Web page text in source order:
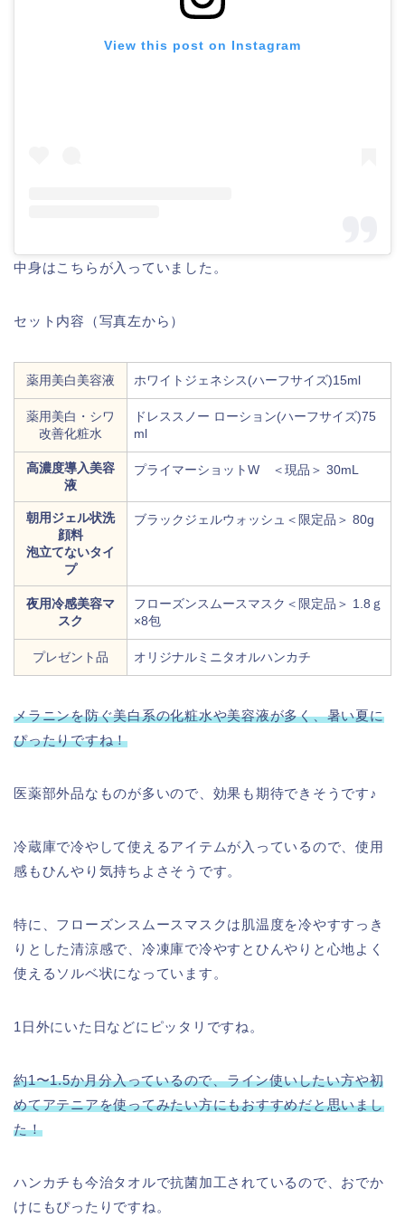
View this post on Instagram
中身はこちらが入っていました。
セット内容（写真左から）
薬用美白美容液 ホワイトジェネシス(ハーフサイズ)15ml
薬用美白・シワ
改善化粧水
ドレススノー ローション(ハーフサイズ)75
ml
高濃度導入美容
液
プライマーショットW ＜現品＞ 30mL
朝用ジェル状洗
顔料
泡立てないタイ
プ
ブラックジェルウォッシュ＜限定品＞ 80g
夜用冷感美容マ
スク
フローズンスムースマスク＜限定品＞ 1.8ｇ
×8包
プレゼント品 オリジナルミニタオルハンカチ
メラニンを防ぐ美白系の化粧水や美容液が多く、暑い夏に
ぴったりですね！
医薬部外品なものが多いので、効果も期待できそうです♪
冷蔵庫で冷やして使えるアイテムが入っているので、使用
感もひんやり気持ちよさそうです。
特に、フローズンスムースマスクは肌温度を冷やすすっき
りとした清涼感で、 冷凍庫で冷やすとひんやりと心地よく
使えるソルベ状になっています。
1日外にいた日などにピッタリですね。
約1〜1.5か月分入っているので、ライン使いしたい方や初
めてアテニアを使ってみたい方にもおすすめだと思いまし
た！
ハンカチも今治タオルで抗菌加工されているので、おでか
けにもぴったりですね。